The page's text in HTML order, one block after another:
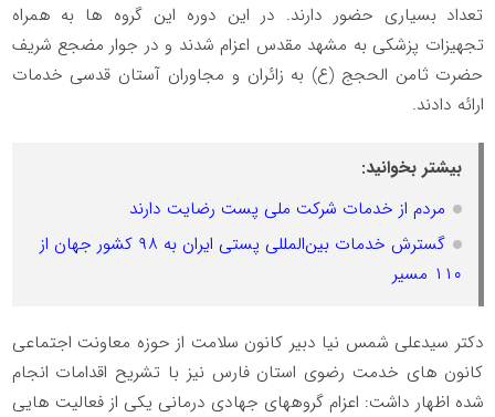
تعداد بسیاری حضور دارند. در این دوره این گروه ها به همراه
تجهیزات پزشکی به مشهد مقدس اعزام شدند و در جوار مضجع شریف
حضرت ثامن الحجج (ع) به زائران و مجاوران آستان قدسی خدمات
ارائه دادند.
بیشتر بخوانید:
مردم از خدمات شرکت ملی پست رضایت دارند
گسترش خدمات بین‌المللی پستی ایران به ۹۸ کشور جهان از
۱۱۰ مسیر
دکتر سیدعلی شمس نیا دبیر کانون سلامت از حوزه معاونت اجتماعی
کانون های خدمت رضوی استان فارس نیز با تشریح اقدامات انجام
شده اظهار داشت: اعزام گروههای جهادی درمانی یکی از فعالیت هایی